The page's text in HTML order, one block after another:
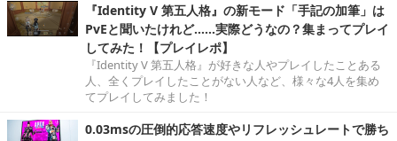
『Identity V 第五人格』の新モード「手記の加筆」は
PvEと聞いたけれど……実際どうなの？集まってプレイ
してみた！【プレイレポ】
『Identity V 第五人格』が好きな人やプレイしたことある
人、全くプレイしたことがない人など、様々な4人を集め
てプレイしてみました！
0.03msの圧倒的応答速度やリフレッシュレートで勝ち